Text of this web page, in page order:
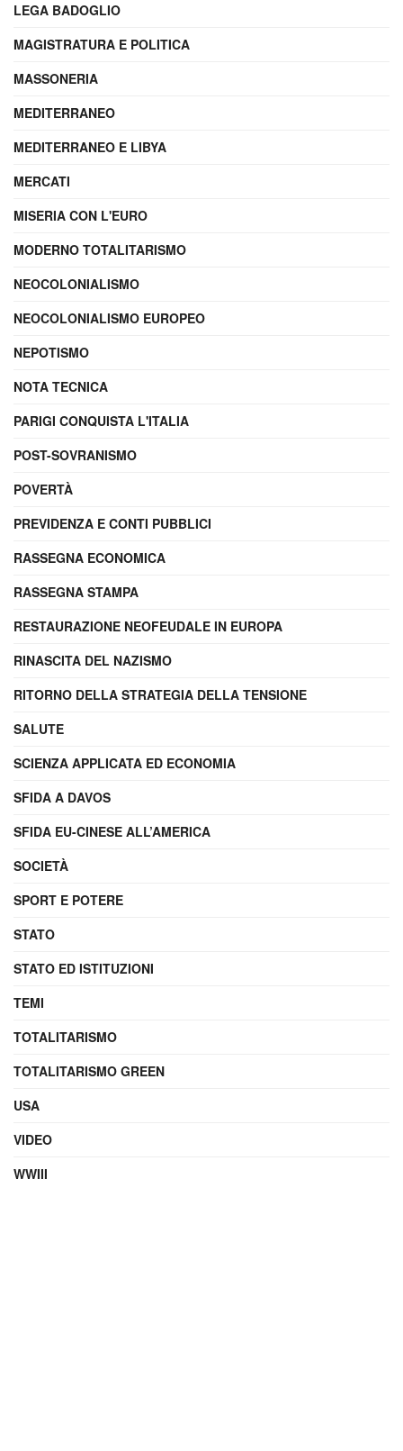
LEGA BADOGLIO
MAGISTRATURA E POLITICA
MASSONERIA
MEDITERRANEO
MEDITERRANEO E LIBYA
MERCATI
MISERIA CON L'EURO
MODERNO TOTALITARISMO
NEOCOLONIALISMO
NEOCOLONIALISMO EUROPEO
NEPOTISMO
NOTA TECNICA
PARIGI CONQUISTA L'ITALIA
POST-SOVRANISMO
POVERTÀ
PREVIDENZA E CONTI PUBBLICI
RASSEGNA ECONOMICA
RASSEGNA STAMPA
RESTAURAZIONE NEOFEUDALE IN EUROPA
RINASCITA DEL NAZISMO
RITORNO DELLA STRATEGIA DELLA TENSIONE
SALUTE
SCIENZA APPLICATA ED ECONOMIA
SFIDA A DAVOS
SFIDA EU-CINESE ALL’AMERICA
SOCIETÀ
SPORT E POTERE
STATO
STATO ED ISTITUZIONI
TEMI
TOTALITARISMO
TOTALITARISMO GREEN
USA
VIDEO
WWIII